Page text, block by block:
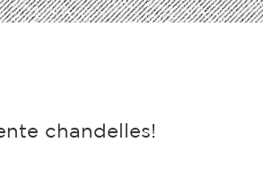
chandelles!